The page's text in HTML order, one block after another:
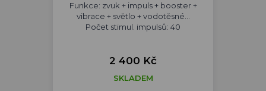
Funkce: zvuk + impuls + booster +
vibrace + světlo + vodotěsné...
Počet stimul. impulsů: 40
2 400 Kč
SKLADEM